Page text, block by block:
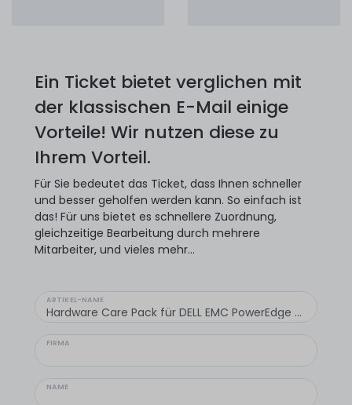
Ein Ticket bietet verglichen mit
der klassischen E-Mail einige
Vorteile! Wir nutzen diese zu
Ihrem Vorteil.
Für Sie bedeutet das Ticket, dass Ihnen schneller
und besser geholfen werden kann. So einfach ist
das! Für uns bietet es schnellere Zuordnung,
gleichzeitige Bearbeitung durch mehrere
Mitarbeiter, und vieles mehr...
ARTIKEL-NAME
FIRMA
NAME